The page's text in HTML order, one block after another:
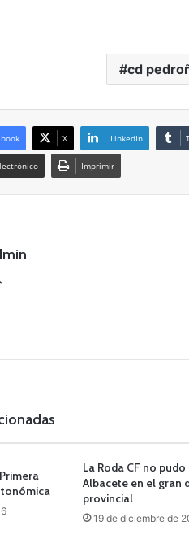
cd
X LinkedIn
Imprimir
La Roda CF no
Albacete en el gran
provincial
19 de diciembre de